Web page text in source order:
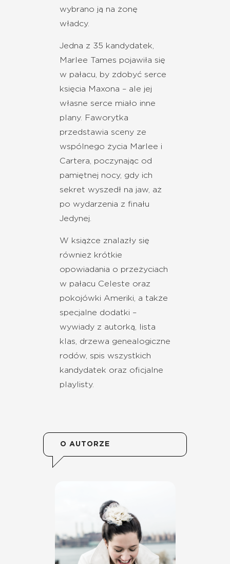
wybrano ją na żonę
władcy.
Jedna z 35 kandydatek,
Marlee Tames pojawiła się
w pałacu, by zdobyć serce
księcia Maxona – ale jej
własne serce miało inne
plany. Faworytka
przedstawia sceny ze
wspólnego życia Marlee i
Cartera, poczynając od
pamiętnej nocy, gdy ich
sekret wyszedł na jaw, aż
po wydarzenia z finału
Jedynej.
W książce znalazły się
również krótkie
opowiadania o przeżyciach
w pałacu Celeste oraz
pokojówki Ameriki, a także
specjalne dodatki –
wywiady z autorką, lista
klas, drzewa genealogiczne
rodów, spis wszystkich
kandydatek oraz oficjalne
playlisty.
O AUTORZE